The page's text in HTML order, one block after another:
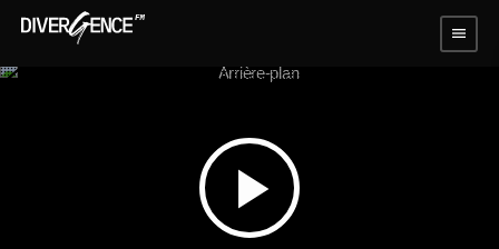
menu
play_arrow